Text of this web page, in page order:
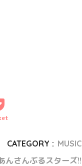
CATEGORY : MUSIC
んさんぶるスターズ!!